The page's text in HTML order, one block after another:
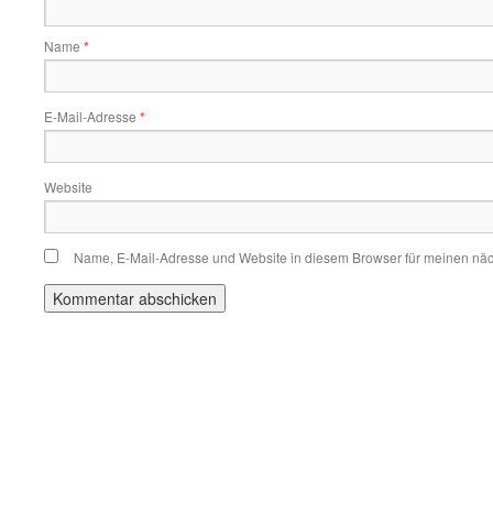
Name *
E-Mail-Adresse *
Website
Name, E-Mail-Adresse und Website in diesem Browser für meinen